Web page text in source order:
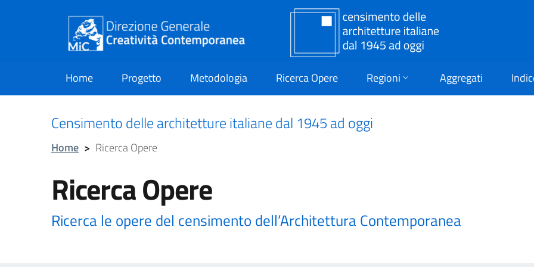
Home
current Progetto Metodologia Ricerca Opere Regioni Aggregati
Censimento delle architetture italiane dal 1945 ad oggi
Home > Ricerca Opere
Ricerca Opere
Ricerca le opere del censimento dell’Architettura Contemporanea